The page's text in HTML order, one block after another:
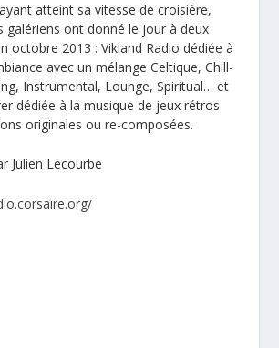
atteint sa vitesse de croisière,
galériens ont donné le jour à deux
octobre 2013 : Vikland Radio dédiée à
avec un mélange Celtique, Chill-
Instrumental, Lounge, Spiritual… et
dédiée à la musique de jeux rétros
originales ou re-composées.
Julien Lecourbe